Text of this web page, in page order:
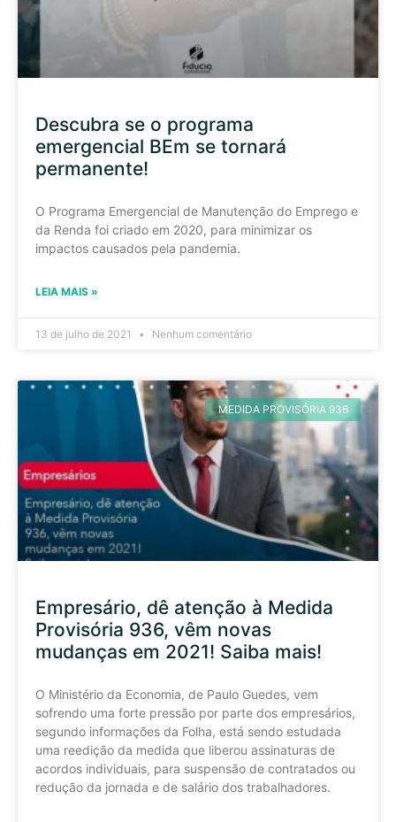
Descubra se o programa
emergencial BEm se tornará
permanente!
O Programa Emergencial de Manutenção do Emprego e
da Renda foi criado em 2020, para minimizar os
impactos causados pela pandemia.
LEIA MAIS »
13 de julho de 2021 Nenhum comentário
MEDIDA PROVISÓRIA 936
Empresário, dê atenção à Medida
Provisória 936, vêm novas
mudanças em 2021! Saiba mais!
O Ministério da Economia, de Paulo Guedes, vem
sofrendo uma forte pressão por parte dos empresários,
segundo informações da Folha, está sendo estudada
uma reedição da medida que liberou assinaturas de
acordos individuais, para suspensão de contratados ou
redução da jornada e de salário dos trabalhadores.